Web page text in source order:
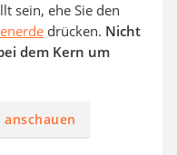
sein, ehe Sie den
drücken. Nicht
dem Kern um